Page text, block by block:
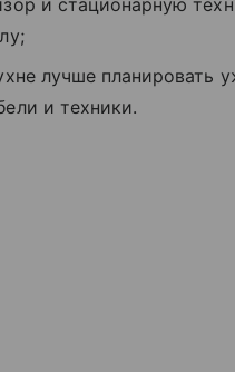
лучше планировать
и техники.